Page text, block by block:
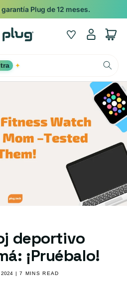
contenidoPlug de 12 meses.
Wishlist
Iniciar
sesión
Carrito
✦
deportivo
¡Pruébalo!
2024 | 7 MINS READ